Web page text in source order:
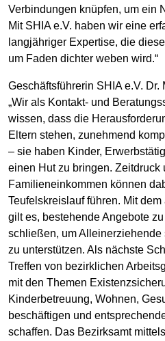
Verbindungen knüpfen, um ein
Mit SHIA e.V. haben wir eine
langjähriger Expertise, die
um Faden dichter weben wird.“
Geschäftsführerin SHIA e.V. Dr.
„Wir als Kontakt- und
wissen, dass die
Eltern stehen, zunehmend
– sie haben Kinder,
einen Hut zu bringen. Zeitdruck
Familieneinkommen können
Teufelskreislauf führen. Mit
gilt es, bestehende Angebote
schließen, um
zu unterstützen. Als nächste
Treffen von bezirklichen
mit den Themen
Kinderbetreuung, Wohnen,
beschäftigen und
schaffen. Das Bezirksamt